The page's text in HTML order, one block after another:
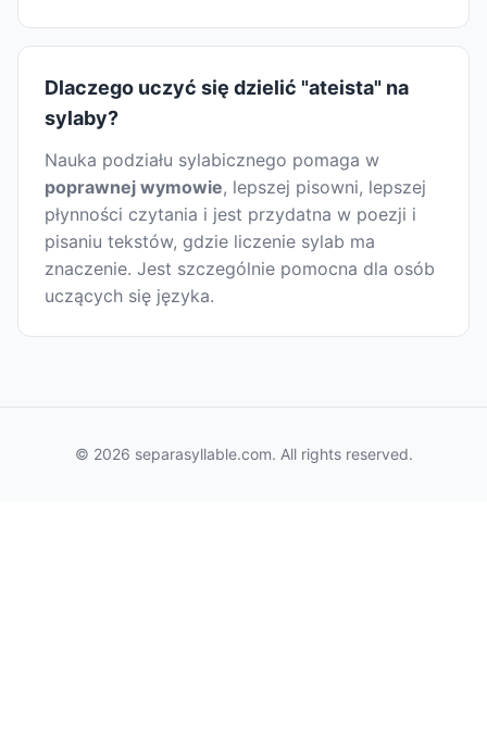
Dlaczego uczyć się dzielić "ateista" na
sylaby?
Nauka podziału sylabicznego pomaga w
poprawnej wymowie, lepszej pisowni, lepszej
płynności czytania i jest przydatna w poezji i
pisaniu tekstów, gdzie liczenie sylab ma
znaczenie. Jest szczególnie pomocna dla osób
uczących się języka.
© 2026 separasyllable.com. All rights reserved.